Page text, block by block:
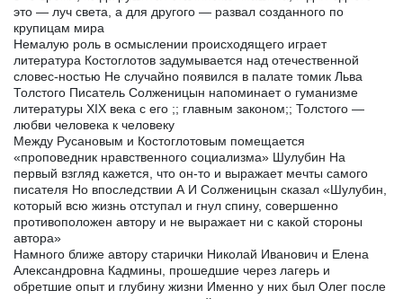
это — луч света, а для другого — развал созданного по
крупицам мира
Немалую роль в осмыслении происходящего играет
литература Костоглотов задумывается над отечественной
словес-ностью Не случайно появился в палате томик Льва
Толстого Писатель Солженицын напоминает о гуманизме
литературы XIX века с его ;; главным законом;; Толстого —
любви человека к человеку
Между Русановым и Костоглотовым помещается
«проповедник нравственного социализма» Шулубин На
первый взгляд кажется, что он-то и выражает мечты самого
писателя Но впоследствии А И Солженицын сказал «Шулубин,
который всю жизнь отступал и гнул спину, совершенно
противоположен автору и не выражает ни с какой стороны
автора»
Намного ближе автору старички Николай Иванович и Елена
Александровна Кадмины, прошедшие через лагерь и
обретшие опыт и глубину жизни Именно у них был Олег после